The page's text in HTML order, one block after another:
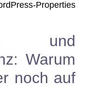
Pro­per­ties
und
Warum
noch auf